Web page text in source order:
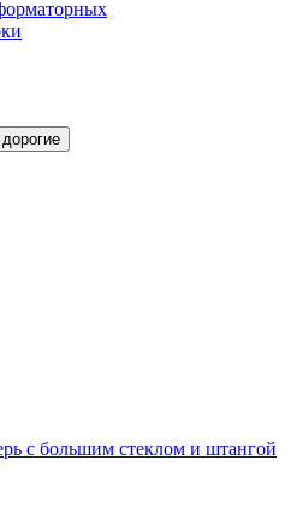
c большим стеклом и штангой